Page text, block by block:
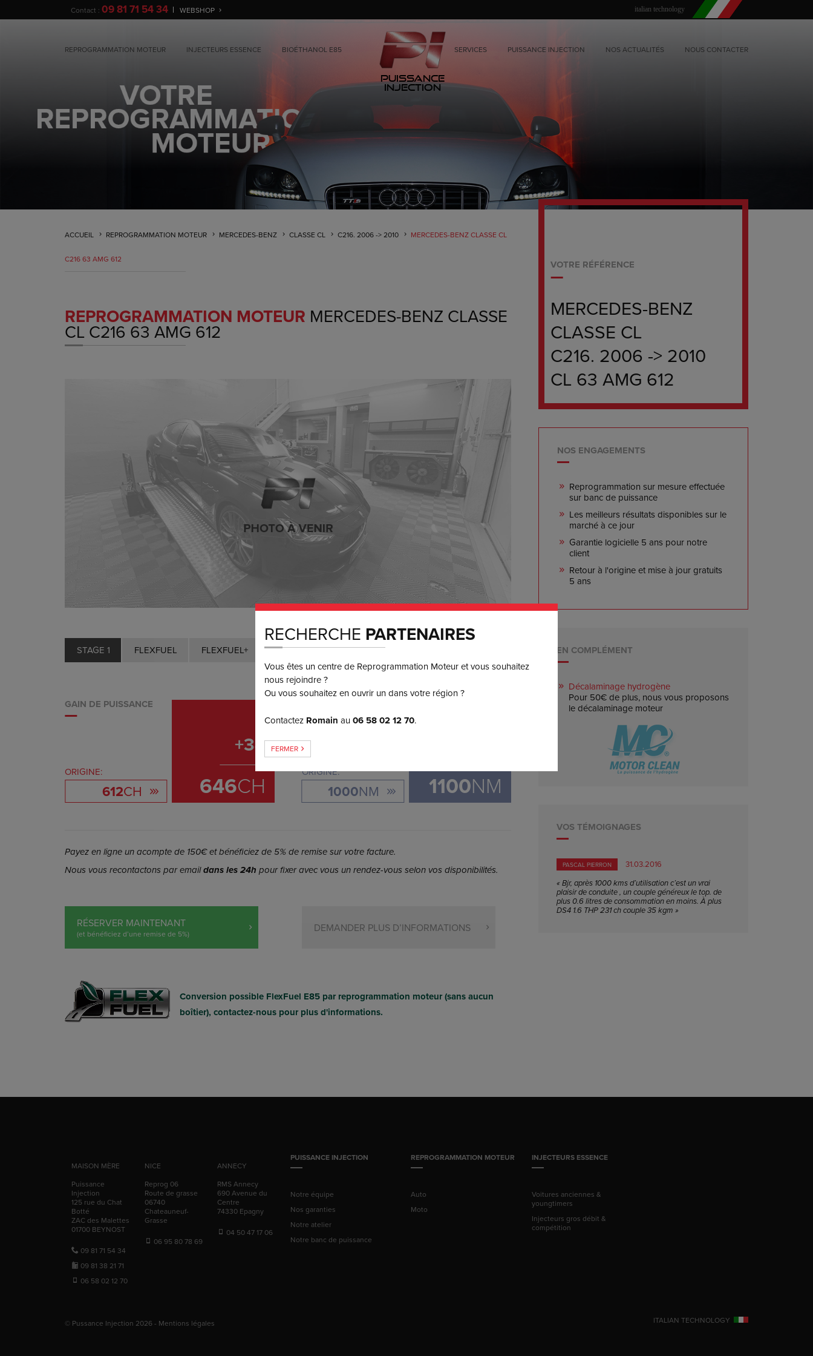
italian technology
Contact : 09 81 71 54 34 WEBSHOP
Puissance
Injection
REPROGRAMMATION MOTEUR INJECTEURS ESSENCE BIOÉTHANOL E85 SERVICES PUISSANCE INJECTION NOS ACTUALITÉS NOUS CONTACTER
ACCUEIL REPROGRAMMATION MOTEUR MERCEDES-BENZ CLASSE CL C216. 2006 -> 2010 MERCEDES-BENZ CLASSE CL
C216 63 AMG 612
REPROGRAMMATION MOTEUR MERCEDES-BENZ CLASSE
CL C216 63 AMG 612
STAGE 1 FLEXFUEL FLEXFUEL+ 3 ou 4x 650
GAIN DE PUISSANCE
ORIGINE:
612CH
+34
646CH ORIGINE:
1000NM 1100NM
Payez en ligne un acompte de 150€ et bénéficiez de 5% de remise sur votre facture.
Nous vous recontactons par emaildans les 24h pour fixer avec vous un rendez-vous selon vos disponibilités.
RÉSERVER MAINTENANT
(et bénéficiez d’une remise de 5%) DEMANDER PLUS D’INFORMATIONS
Conversion possible FlexFuel E85 par reprogrammation moteur (sans aucun
boîtier), contactez-nous pour plus d'informations.
VOTRE RÉFÉRENCE
MERCEDES-BENZ
CLASSE CL
C216. 2006 -> 2010
CL 63 AMG 612
NOS ENGAGEMENTS
Reprogrammation sur mesure effectuée
sur banc de puissance
Les meilleurs résultats disponibles sur le
marché à ce jour
Garantie logicielle 5 ans pour notre
client
Retour à l'origine et mise à jour gratuits
5 ans
EN COMPLÉMENT
Décalaminage hydrogène
Pour 50€ de plus, nous vous proposons
le décalaminage moteur
VOS TÉMOIGNAGES
PASCAL PIERRON 31.03.2016
« Bjr, après 1000 kms d’utilisation c’est un vrai
plaisir de conduite , un couple généreux le top. de
plus 0.6 litres de consommation en moins. À plus
DS4 1.6 THP 231 ch couple 35 kgm »
RECHERCHE PARTENAIRES
Vous êtes un centre de Reprogrammation Moteur et vous souhaitez
nous rejoindre ?
Ou vous souhaitez en ouvrir un dans votre région ?
Contactez Romain au06 58 02 12 70.
FERMER
MAISON MÈRE
Puissance
Injection
125 rue du Chat
Botté
ZAC des Malettes
01700 BEYNOST
09 81 71 54 34
09 81 38 21 71
06 58 02 12 70
NICE
Reprog 06
Route de grasse
06740
Chateauneuf-
Grasse
06 95 80 78 69
ANNECY
RMS Annecy
690 Avenue du
Centre
74330 Epagny
04 50 47 17 06
PUISSANCE INJECTION
Notre équipe
Nos garanties
Notre atelier
Notre banc de puissance
REPROGRAMMATION MOTEUR
Auto
Moto
INJECTEURS ESSENCE
Voitures anciennes &
youngtimers
Injecteurs gros débit &
compétition
© Pussance Injection 2026 - Mentions légales ITALIAN TECHNOLOGY